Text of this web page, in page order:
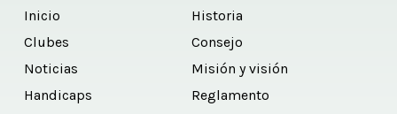
Inicio
Clubes
Noticias
Handicaps
Historia
Consejo
Misión y visión
Reglamento